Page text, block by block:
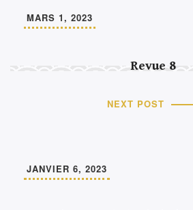
Revue 8
MARS 1, 2023
NEXT POST
JANVIER 6, 2023